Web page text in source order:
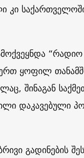
კი
ყოფილ
შინაგან
დაკავებული
გადინების